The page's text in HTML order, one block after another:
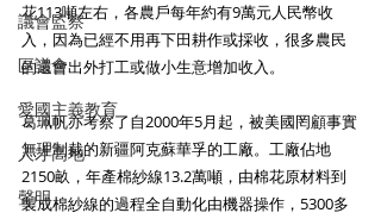
議會監察
區議會
愛國主義教育
人才高地
聲明
花113噸左右，各農戶每年約有9萬元人民幣收
入，因為已經不用再下田耕作或採收，很多農民
的還會出外打工或做小生意增加收入。
葛珮帆亦考察了自2000年5月起，被美國罔顧事實
無理制裁的新疆阿克蘇華孚的工廠。工廠佔地
2150畝，年產棉紗線13.2萬噸，由棉花原材料到
製成棉紗線的過程全自動化由機器操作，5300多